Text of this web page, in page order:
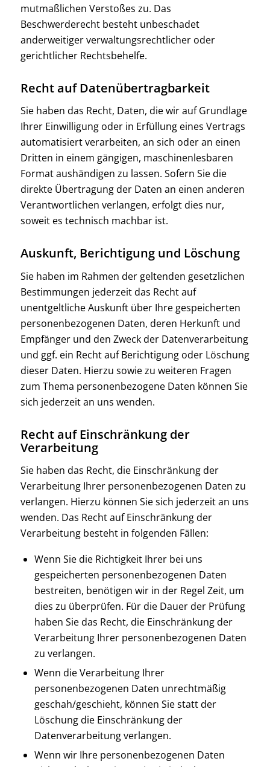
mutmaßlichen Verstoßes zu. Das
Beschwerderecht besteht unbeschadet
anderweitiger verwaltungsrechtlicher oder
gerichtlicher Rechtsbehelfe.
Recht auf Daten­übertrag­barkeit
Sie haben das Recht, Daten, die wir auf Grundlage
Ihrer Einwilligung oder in Erfüllung eines Vertrags
automatisiert verarbeiten, an sich oder an einen
Dritten in einem gängigen, maschinenlesbaren
Format aushändigen zu lassen. Sofern Sie die
direkte Übertragung der Daten an einen anderen
Verantwortlichen verlangen, erfolgt dies nur,
soweit es technisch machbar ist.
Auskunft, Berichtigung und Löschung
Sie haben im Rahmen der geltenden gesetzlichen
Bestimmungen jederzeit das Recht auf
unentgeltliche Auskunft über Ihre gespeicherten
personenbezogenen Daten, deren Herkunft und
Empfänger und den Zweck der Datenverarbeitung
und ggf. ein Recht auf Berichtigung oder Löschung
dieser Daten. Hierzu sowie zu weiteren Fragen
zum Thema personenbezogene Daten können Sie
sich jederzeit an uns wenden.
Recht auf Einschränkung der
Verarbeitung
Sie haben das Recht, die Einschränkung der
Verarbeitung Ihrer personenbezogenen Daten zu
verlangen. Hierzu können Sie sich jederzeit an uns
wenden. Das Recht auf Einschränkung der
Verarbeitung besteht in folgenden Fällen:
Wenn Sie die Richtigkeit Ihrer bei uns
gespeicherten personenbezogenen Daten
bestreiten, benötigen wir in der Regel Zeit, um
dies zu überprüfen. Für die Dauer der Prüfung
haben Sie das Recht, die Einschränkung der
Verarbeitung Ihrer personenbezogenen Daten
zu verlangen.
Wenn die Verarbeitung Ihrer
personenbezogenen Daten unrechtmäßig
geschah/geschieht, können Sie statt der
Löschung die Einschränkung der
Datenverarbeitung verlangen.
Wenn wir Ihre personenbezogenen Daten